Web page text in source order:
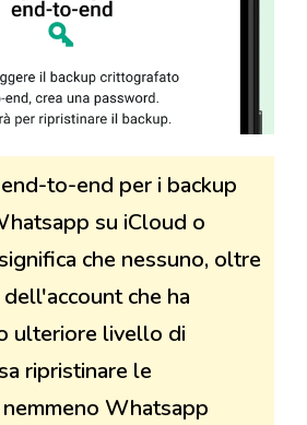
to-end per i backup
su iCloud o
che nessuno, oltre
che ha
ulteriore livello di
ripristinare le
Whatsapp